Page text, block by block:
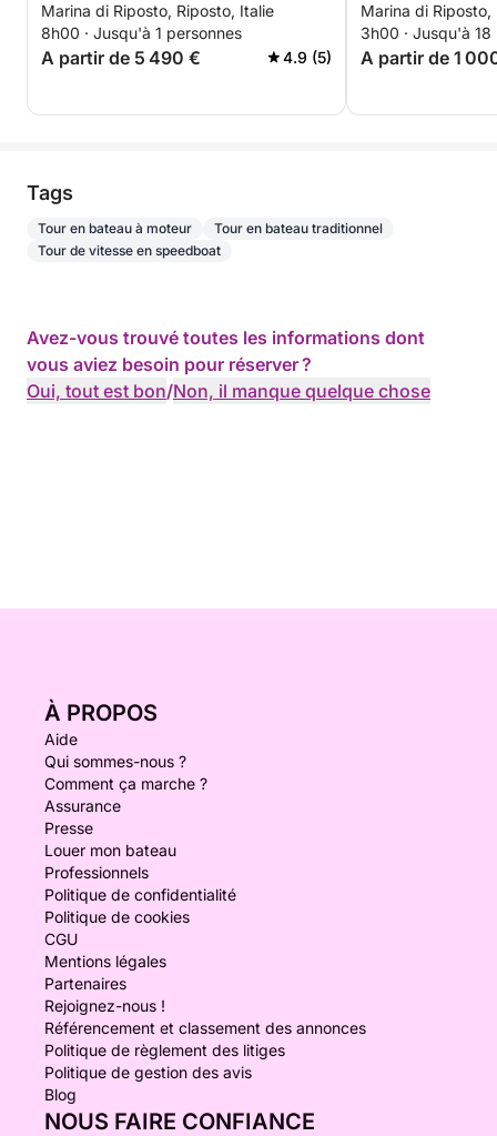
Marina di Riposto, Riposto, Italie
8h00 · Jusqu'à 1 personnes
A partir de 5 490 € 4.9 (5)
coucher du
Taormine
Marina di Riposto,
3h00 · Jusqu'à 18
A partir de 1
Tags
Tour en bateau à moteur
Tour en bateau traditionnel
Tour de vitesse en speedboat
Avez-vous trouvé toutes les informations dont
vous aviez besoin pour réserver ?
Oui, tout est bon/Non, il manque quelque chose
À PROPOS
Aide
Qui sommes-nous ?
Comment ça marche ?
Assurance
Presse
Louer mon bateau
Professionnels
Politique de confidentialité
Politique de cookies
CGU
Mentions légales
Partenaires
Rejoignez-nous !
Référencement et classement des annonces
Politique de règlement des litiges
Politique de gestion des avis
Blog
NOUS FAIRE CONFIANCE